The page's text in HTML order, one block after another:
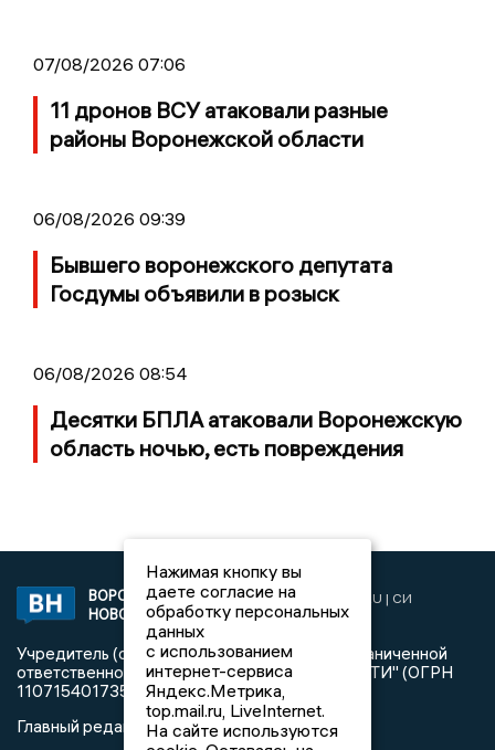
07/08/2026 07:06
11 дронов ВСУ атаковали разные
районы Воронежской области
06/08/2026 09:39
Бывшего воронежского депутата
Госдумы объявили в розыск
06/08/2026 08:54
Десятки БПЛА атаковали Воронежскую
область ночью, есть повреждения
ВОРОНЕЖСКИЕ
НОВОСТИ
2019 © VORONEZHNEWS.RU | СИ
«Воронежские новости»
Учредитель (соучредители): Общество с ограниченной
ответственностью "РЕГИОНАЛЬНЫЕ НОВОСТИ" (ОГРН
1107154017354)
Главный редактор: Пирогов А.А.
Нажимая кнопку вы
даете согласие на
обработку персональных
данных
с использованием
интернет-сервиса
Яндекс.Метрика,
top.mail.ru, LiveInternet.
На сайте используются